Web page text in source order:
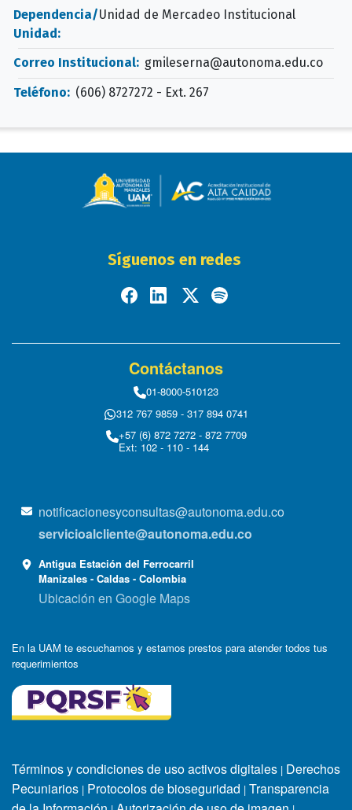
Dependencia/
Unidad:
Unidad de Mercadeo Institucional
Correo Institucional: gmileserna@autonoma.edu.co
Teléfono: (606) 8727272 - Ext. 267
Síguenos en redes
Contáctanos
01-8000-510123
312 767 9859 - 317 894 0741
+57 (6) 872 7272 - 872 7709
Ext: 102 - 110 - 144
notificacionesyconsultas@autonoma.edu.co
servicioalcliente@autonoma.edu.co
Antigua Estación del Ferrocarril
Manizales - Caldas - Colombia
Ubicación en Google Maps
En la UAM te escuchamos y estamos prestos para atender todos tus
requerimientos
Términos y condiciones de uso activos digitales | Derechos
Pecuniarios | Protocolos de bioseguridad | Transparencia